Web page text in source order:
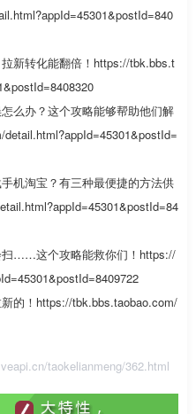
拉新转化能翻倍！https://tbk.bbs.t
么办？这个攻略能够帮助他们解
机淘宝？有三种最便捷的方法供
扫……这个攻略能救你们！https://
新的！https://tbk.bbs.taobao.com/
taokelianmeng/362.html